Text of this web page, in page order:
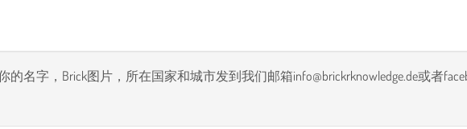
名字，Brick图片，所在国家和城市发到我们邮箱info@brickrknowledge.de或者